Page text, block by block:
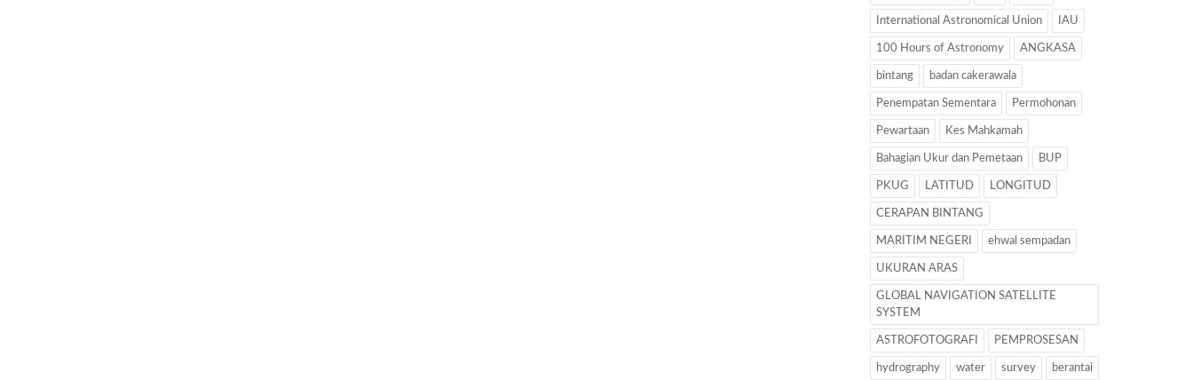
International Astronomical Union IAU
100 Hours of Astronomy ANGKASA
bintang badan cakerawala
Penempatan Sementara Permohonan
Pewartaan Kes Mahkamah
Bahagian Ukur dan Pemetaan BUP
PKUG LATITUD LONGITUD
CERAPAN BINTANG
MARITIM NEGERI ehwal sempadan
UKURAN ARAS
GLOBAL NAVIGATION SATELLITE
SYSTEM
ASTROFOTOGRAFI PEMPROSESAN
hydrography water survey berantai